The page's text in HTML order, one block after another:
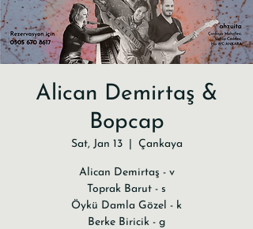
Alican Demirtaş &
Bopcap
Sat, Jan 13
  |
Çankaya
Alican Demirtaş - v
Toprak Barut - s
Öykü Damla Gözel - k
Berke Biricik - g